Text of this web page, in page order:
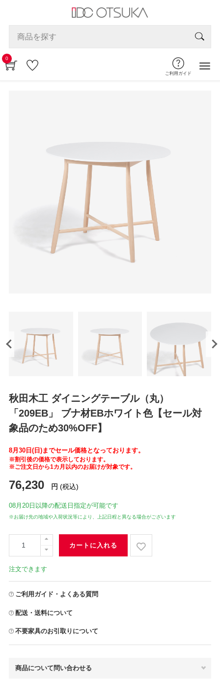
0
ご利用ガイド
秋田木工 ダイニングテーブル（丸）
「209EB」 ブナ材EBホワイト色【セール対
象品のため30%OFF】
8月30日(日)までセール価格となっております。
※割引後の価格で表示しております。
※ご注文日から1カ月以内のお届けが対象です。
76,230 円 (税込)
08月20日 以降の配送日指定が可能です
※お届け先の地域や入荷状況等により、上記日程と異なる場合がございます
カートに入れる
注文できます
ご利用ガイド・よくある質問
配送・送料について
不要家具のお引取りについて
商品について問い合わせる